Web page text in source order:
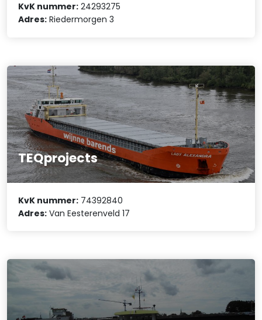
KvK nummer: 24293275
Adres: Riedermorgen 3
TEQprojects
KvK nummer: 74392840
Adres: Van Eesterenveld 17